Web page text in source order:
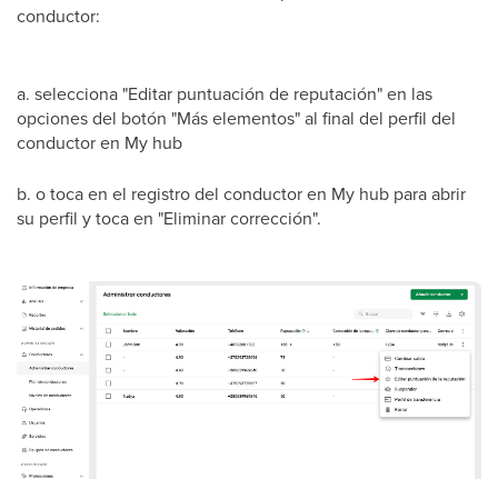
conductor:
a. selecciona "Editar puntuación de reputación" en las
opciones del botón "Más elementos" al final del perfil del
conductor en My hub
b. o toca en el registro del conductor en My hub para abrir
su perfil y toca en "Eliminar corrección".